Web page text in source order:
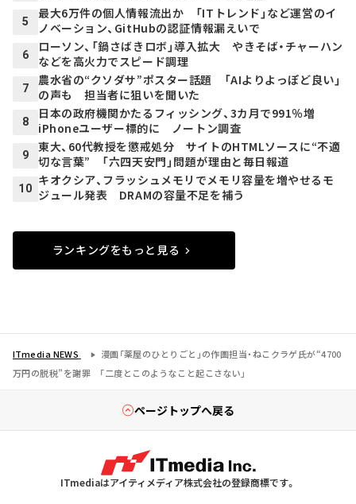
5
最大6万件の個人情報流出か 「ITトレンド」など運営のイ
ノベーション、GitHubの認証情報漏えいで
6
ローソン、「鍋さばきロボ」導入拡大 やきそば・チャーハン
などを高火力でスピード調理
7
農水省の“クソダサ”ポスター話題 「AIよりよっぽど良い」
の声も 担当者に狙いを聞いた
8
日本の政府機関かたるフィッシング、3カ月で991％増
iPhoneユーザー標的に ノートン調査
9
東大、60代教授を懲戒処分 サイトのHTMLソースに“不適
切な言葉” 「六四天安門」問題が理由と毎日報道
10
キオクシア、フラッシュメモリでメモリ容量を増やせるモ
ジュール発表 DRAMの容量不足を補う
ランキングをもっと見る
ITmedia NEWS
漫画「薬屋のひとりごと」の作画担当・ねこクラゲ氏が“4700
万円の脱税”を謝罪 「二度とこのようなこと起こさない」
ページトップへ戻る
ITmediaはアイティメディア株式会社の登録商標です。